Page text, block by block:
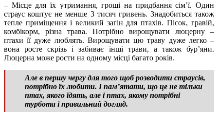
– Місце для їх утримання, гроші на придбання сім’ї. Один
страус коштує не менше 3 тисяч гривень. Знадобиться також
тепле приміщення і великий загін для птахів. Пісок, гравій,
комбікорм, різна трава. Потрібно вирощувати люцерну –
птахи її дуже люблять. Вирощувати цю траву дуже легко –
вона росте скрізь і забиває інші трави, а також бур’яни.
Люцерна може рости на одному місці багато років.
Але в першу чергу для того щоб розводити страусів,
потрібно їх любити. І пам’ятати, що це не тільки
птах, якого їдять, але і птах, якому потрібні
турбота і правильний догляд.